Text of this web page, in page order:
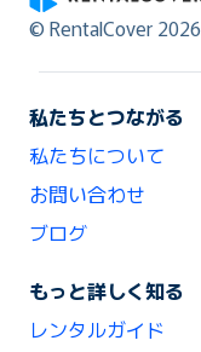
RentalCover
© RentalCover 2026
私たちとつながる
私たちについて
お問い合わせ
ブログ
もっと詳しく知る
レンタルガイド